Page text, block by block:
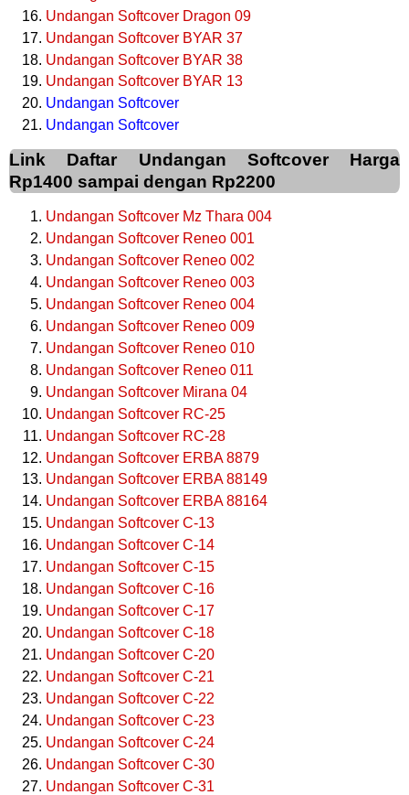
Undangan Softcover Dragon 09
Undangan Softcover BYAR 37
Undangan Softcover BYAR 38
Undangan Softcover BYAR 13
Undangan Softcover
Undangan Softcover
Link Daftar Undangan Softcover Harga
Rp1400 sampai dengan Rp2200
Undangan Softcover Mz Thara 004
Undangan Softcover Reneo 001
Undangan Softcover Reneo 002
Undangan Softcover Reneo 003
Undangan Softcover Reneo 004
Undangan Softcover Reneo 009
Undangan Softcover Reneo 010
Undangan Softcover Reneo 011
Undangan Softcover Mirana 04
Undangan Softcover RC-25
Undangan Softcover RC-28
Undangan Softcover ERBA 8879
Undangan Softcover ERBA 88149
Undangan Softcover ERBA 88164
Undangan Softcover C-13
Undangan Softcover C-14
Undangan Softcover C-15
Undangan Softcover C-16
Undangan Softcover C-17
Undangan Softcover C-18
Undangan Softcover C-20
Undangan Softcover C-21
Undangan Softcover C-22
Undangan Softcover C-23
Undangan Softcover C-24
Undangan Softcover C-30
Undangan Softcover C-31